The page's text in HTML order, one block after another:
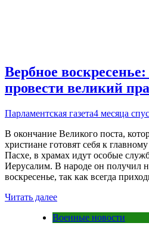
Вербное
провести великий
Парламентская газета4 месяца
В окончание Великого поста,
христиане готовят себя к
Пасхе, в храмах идут особые
Иерусалим. В народе он получил
воскресенье, так как всегда
Читать далее
Военные новости